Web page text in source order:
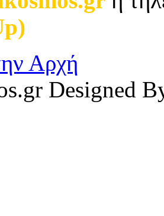
Αρχή
Designed